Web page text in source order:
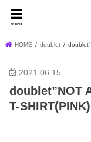
menu
HOME doublet
2021.06.15
doublet”NOT
T-